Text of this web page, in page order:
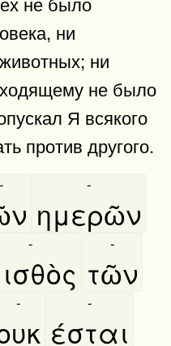
ни
ни
не было
Я всякого
против другого.
-
ημερῶν
-
-
τῶν
-
-
έσται
-